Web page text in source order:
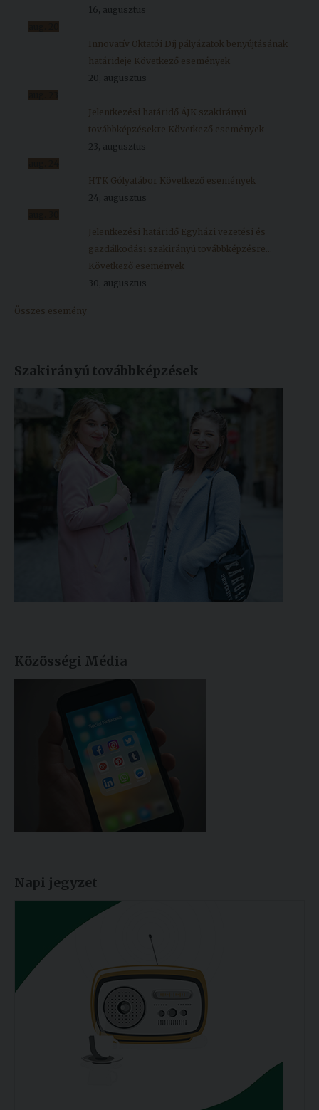
16, augusztus
Innovatív Oktatói Díj pályázatok benyújtásának
határideje Következő események
20, augusztus
Jelentkezési határidő ÁJK szakirányú
továbbképzésekre Következő események
23, augusztus
HTK Gólyatábor Következő események
24, augusztus
Jelentkezési határidő Egyházi vezetési és
gazdálkodási szakirányú továbbképzésre...
Következő események
30, augusztus
Összes esemény
Szakirányú továbbképzések
Közösségi Média
Napi jegyzet